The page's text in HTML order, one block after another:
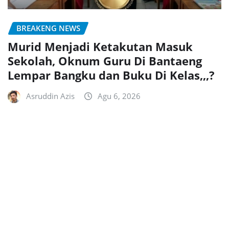
BREAKENG NEWS
Murid Menjadi Ketakutan Masuk
Sekolah, Oknum Guru Di Bantaeng
Lempar Bangku dan Buku Di Kelas,,,?
Asruddin Azis Agu 6, 2026